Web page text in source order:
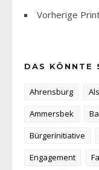
Vorherige
DAS KÖNNTE
Ahrensburg
Ammersbek
Bürgerinitiative
Engagement